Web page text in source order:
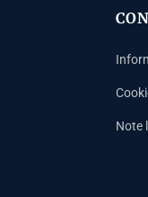
Note